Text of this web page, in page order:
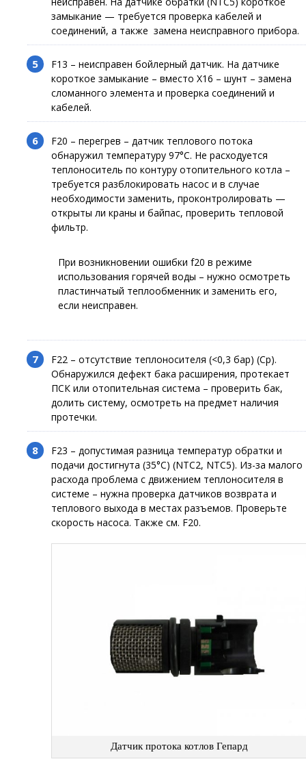
замыкание — требуется проверка кабелей и
соединений, а также замена неисправного прибора.
F13 – неисправен бойлерный датчик. На датчике
короткое замыкание – вместо X16 – шунт – замена
сломанного элемента и проверка соединений и
кабелей.
F20 – перегрев – датчик теплового потока
обнаружил температуру 97°С. Не расходуется
теплоноситель по контуру отопительного котла –
требуется разблокировать насос и в случае
необходимости заменить, проконтролировать —
открыты ли краны и байпас, проверить тепловой
фильтр.
При возникновении ошибки f20 в режиме
использования горячей воды – нужно осмотреть
пластинчатый теплообменник и заменить его,
если неисправен.
F22 – отсутствие теплоносителя (<0,3 бар) (Cp).
Обнаружился дефект бака расширения, протекает
ПСК или отопительная система – проверить бак,
долить систему, осмотреть на предмет наличия
протечки.
F23 – допустимая разница температур обратки и
подачи достигнута (35°С) (NTC2, NTC5). Из-за малого
расхода проблема с движением теплоносителя в
системе – нужна проверка датчиков возврата и
теплового выхода в местах разъемов. Проверьте
скорость насоса. Также см. F20.
Датчик протока котлов Гепард